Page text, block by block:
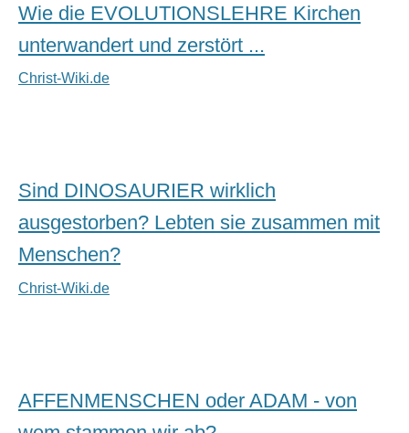
Wie die EVOLUTIONSLEHRE Kirchen
unterwandert und zerstört ...
Christ-Wiki.de
Sind DINOSAURIER wirklich
ausgestorben? Lebten sie zusammen mit
Menschen?
Christ-Wiki.de
AFFENMENSCHEN oder ADAM - von